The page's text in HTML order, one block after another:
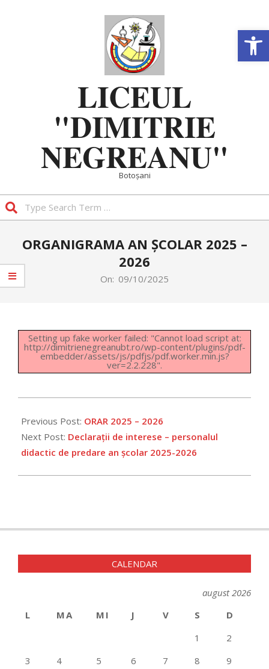
LICEUL
"DIMITRIE
NEGREANU"
Botoșani
NavigationORGANIGRAMA AN ȘCOLAR 2025 –
2026
On: 09/10/2025
Setting up fake worker failed: "Cannot load script at:
http://dimitrienegreanubt.ro/wp-content/plugins/pdf-
embedder/assets/js/pdfjs/pdf.worker.min.js?
ver=2.2.228".
10-
09
Previous Post: ORAR 2025 – 2026
Next Post: Declarații de interese – personalul
didactic de predare an școlar 2025-2026
CALENDAR
august 2026
L
MA MI J V S
D
1
2
3
4 5 6 7 8
9